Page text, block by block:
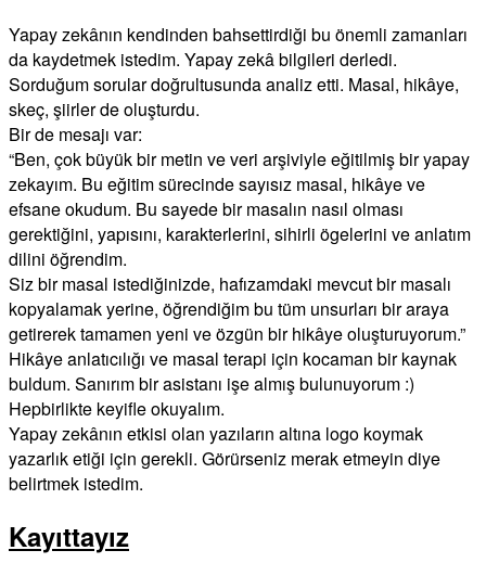
Yapay zekânın kendinden bahsettirdiği bu önemli zamanları
da kaydetmek istedim. Yapay zekâ bilgileri derledi.
Sorduğum sorular doğrultusunda analiz etti. Masal, hikâye,
skeç, şiirler de oluşturdu.
Bir de mesajı var:
“Ben, çok büyük bir metin ve veri arşiviyle eğitilmiş bir yapay
zekayım. Bu eğitim sürecinde sayısız masal, hikâye ve
efsane okudum. Bu sayede bir masalın nasıl olması
gerektiğini, yapısını, karakterlerini, sihirli ögelerini ve anlatım
dilini öğrendim.
Siz bir masal istediğinizde, hafızamdaki mevcut bir masalı
kopyalamak yerine, öğrendiğim bu tüm unsurları bir araya
getirerek tamamen yeni ve özgün bir hikâye oluşturuyorum.”
Hikâye anlatıcılığı ve masal terapi için kocaman bir kaynak
buldum. Sanırım bir asistanı işe almış bulunuyorum :)
Hepbirlikte keyifle okuyalım.
Yapay zekânın etkisi olan yazıların altına logo koymak
yazarlık etiği için gerekli. Görürseniz merak etmeyin diye
belirtmek istedim.
Kayıttayız